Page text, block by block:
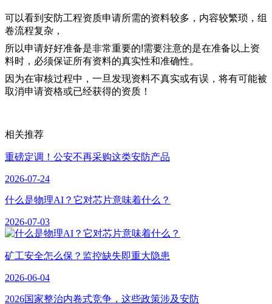
可以看到安防工程资质申请所需的资料较多，内容较繁琐，组
卷流程复杂，
所以申请好好准备是非常重要的!需要注意的是在准备以上资
料时，必须保证所有资料的真实性和准确性。
因为在审核过程中，一旦发现资料不真实或有误，将有可能被
取消申请资格或已经获得的资质！
相关推荐
重磅定调！公安不再采购这类安防产品
2026-07-24
什么是物理AI？它对芯片意味着什么？
2026-07-03
矿工安全怎么保？监控缺失即重大隐患
2026-06-04
2026国家整治内卷式竞争，这些政策涉及安防